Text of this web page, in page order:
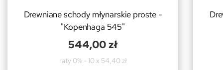
Drewniane schody młynarskie proste -
"Kopenhaga 545"
544,00 zł
raty 0% - 10 x 54,40 zł